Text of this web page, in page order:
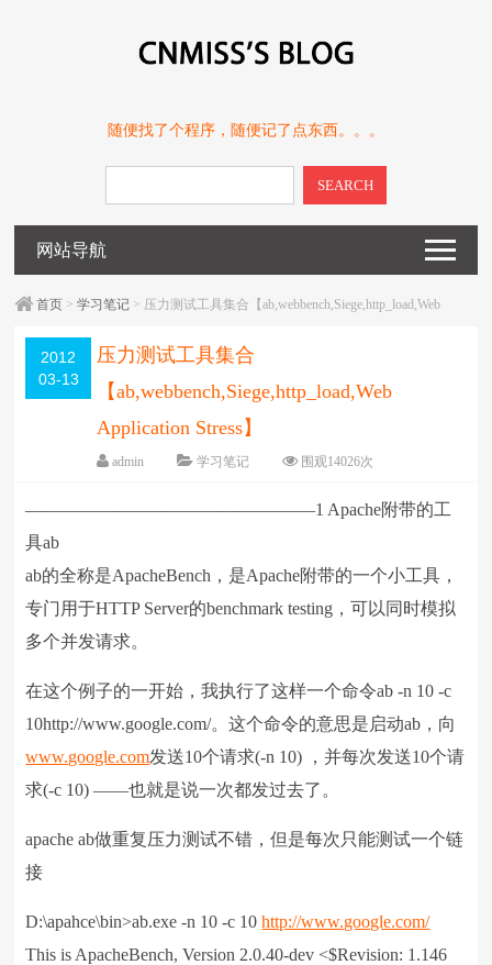
随便找了个程序，随便记了点东西。。。
SEARCH
网站导航
首页 >学习笔记 > 压力测试工具集合【ab,webbench,Siege,http_load,Web
2012
03-13
压力测试工具集合
【ab,webbench,Siege,http_load,Web
Application Stress】
admin 学习笔记 围观14026次
————————————————–1 Apache附带的工
具ab
ab的全称是ApacheBench，是Apache附带的一个小工具，
专门用于HTTP Server的benchmark testing，可以同时模拟
多个并发请求。
在这个例子的一开始，我执行了这样一个命令ab -n 10 -c
10http://www.google.com/。这个命令的意思是启动ab，向
www.google.com发送10个请求(-n 10) ，并每次发送10个请
求(-c 10) ——也就是说一次都发过去了。
apache ab做重复压力测试不错，但是每次只能测试一个链
接
D:\apahce\bin>ab.exe -n 10 -c 10http://www.google.com/
This is ApacheBench, Version 2.0.40-dev <$Revision: 1.146